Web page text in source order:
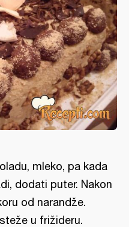
mleko, pa kada
dodati puter. Nakon
od narandže.
u frižideru.